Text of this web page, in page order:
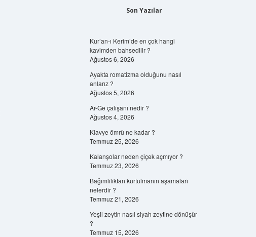
Son Yazılar
Kur’an-ı Kerim’de en çok hangi
kavimden bahsedilir ?
Ağustos 6, 2026
Ayakta romatizma olduğunu nasıl
anlarız ?
Ağustos 5, 2026
Ar-Ge çalışanı nedir ?
Ağustos 4, 2026
Klavye ömrü ne kadar ?
Temmuz 25, 2026
Kalanşolar neden çiçek açmıyor ?
Temmuz 23, 2026
Bağımlılıktan kurtulmanın aşamaları
nelerdir ?
Temmuz 21, 2026
Yeşil zeytin nasıl siyah zeytine dönüşür
?
Temmuz 15, 2026